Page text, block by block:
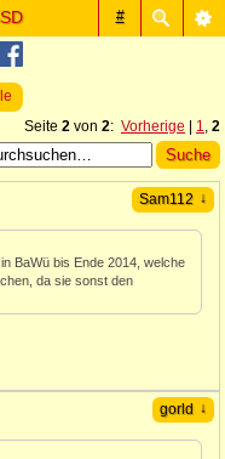
#
Seite 2 von 2: Vorherige 1, 2
Sam112 ↓
BaWü bis Ende 2014, welche
da sie sonst den
gorld ↓